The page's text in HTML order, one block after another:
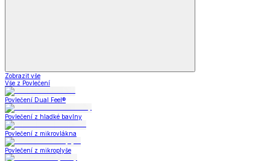
Zobrazit vše
Vše z Povlečení
Povlečení Dual Feel®
Povlečení z hladké bavlny
Povlečení z mikrovlákna
Povlečení z mikroplyše